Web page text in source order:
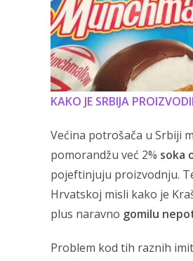
KAKO JE SRBIJA
Većina potrošača u Srbiji
pomorandžu već 2% soka
pojeftinjuju proizvodnju.
Hrvatskoj misli kako je
plus naravno gomilu
Problem kod tih raznih